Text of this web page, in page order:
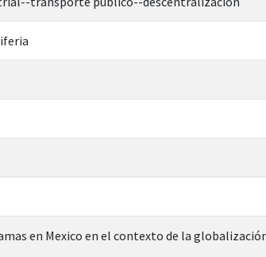
en Mexico en el contexto de la